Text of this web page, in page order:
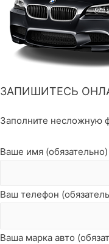
ЗАПИШИТЕСЬ
Заполните несложную
Ваше имя (обязательно)
Ваш телефон
Ваша марка авто